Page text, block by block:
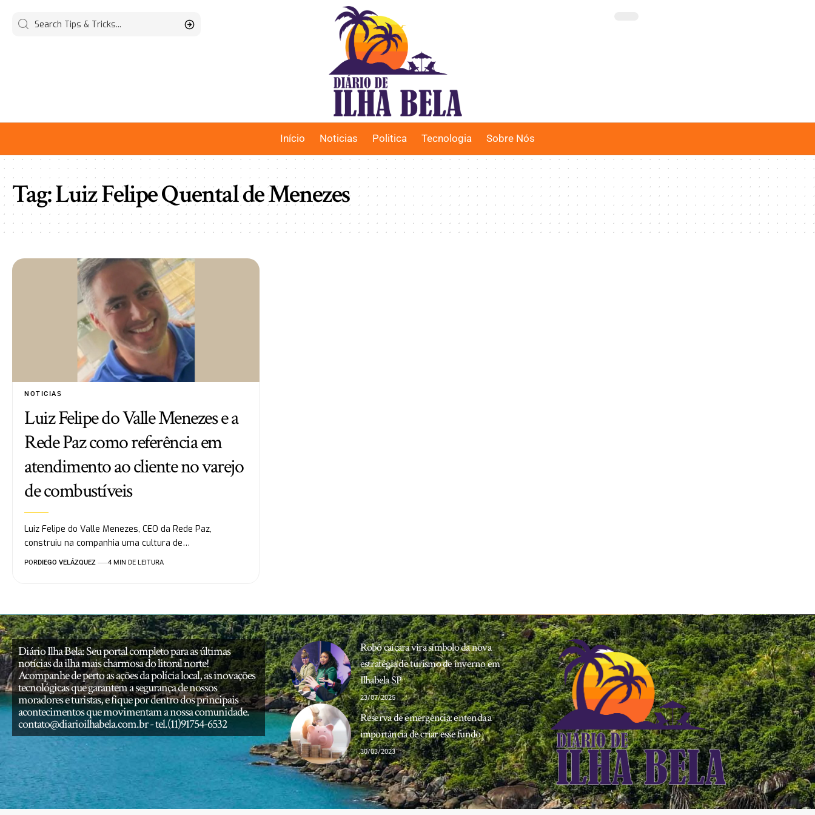
Início Noticias Politica Tecnologia Sobre Nós
Tag:Luiz Felipe Quental de Menezes
NOTICIAS
Luiz Felipe do Valle Menezes e a
Rede Paz como referência em
atendimento ao cliente no varejo
de combustíveis
Luiz Felipe do Valle Menezes, CEO da Rede Paz,
construiu na companhia uma cultura de…
PORDIEGO VELÁZQUEZ 4 MIN DE LEITURA
Diário Ilha Bela: Seu portal completo para as últimas
notícias da ilha mais charmosa do litoral norte!
Acompanhe de perto as ações da polícia local, as inovações
tecnológicas que garantem a segurança de nossos
moradores e turistas, e fique por dentro dos principais
acontecimentos que movimentam a nossa comunidade.
contato@diarioilhabela.com.br- tel.(11)91754-6532
Robô caiçara vira símbolo da nova
estratégia de turismo de inverno em
Ilhabela SP
23/07/2025
Reserva de emergência: entenda a
importância de criar esse fundo
30/03/2023